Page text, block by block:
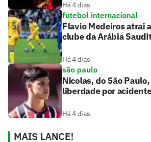
Há 4 dias
futebol internacional
Flavio Medeiros atrai
clube da Arábia
Há 4 dias
são paulo
Nicolas, do São
liberdade por
Há 4 dias
MAIS LANCE!